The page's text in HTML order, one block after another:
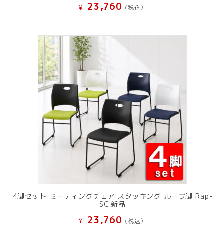
¥ 23,760 (税込）
4脚セット ミーティングチェア スタッキング ループ脚 Rap-
SC 新品
¥ 23,760 (税込）